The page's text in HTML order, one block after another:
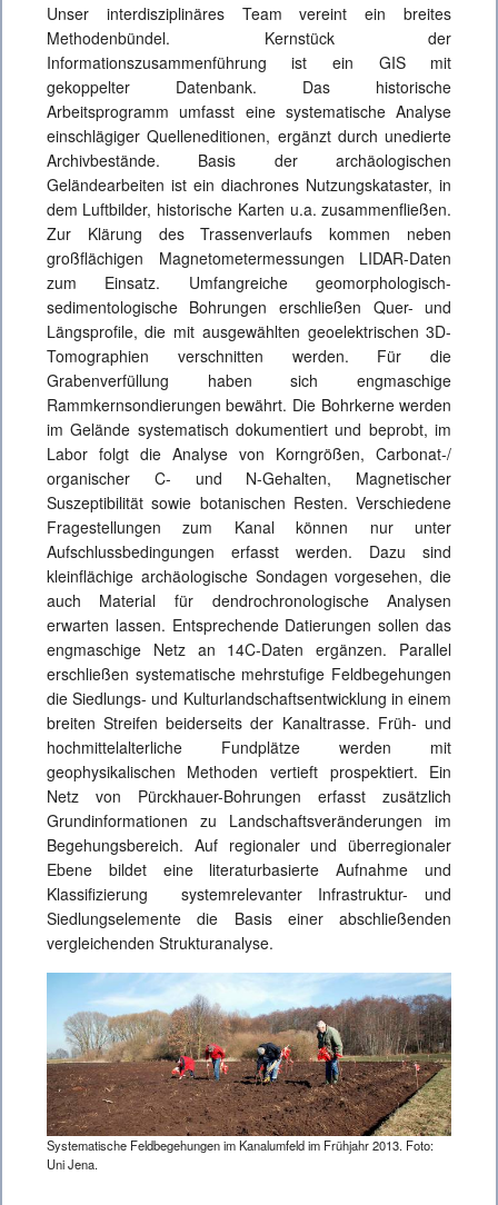
Unser interdisziplinäres Team vereint ein breites
Methodenbündel. Kernstück der
Informationszusammenführung ist ein GIS mit
gekoppelter Datenbank. Das historische
Arbeitsprogramm umfasst eine systematische Analyse
einschlägiger Quelleneditionen, ergänzt durch unedierte
Archivbestände. Basis der archäologischen
Geländearbeiten ist ein diachrones Nutzungskataster, in
dem Luftbilder, historische Karten u.a. zusammenfließen.
Zur Klärung des Trassenverlaufs kommen neben
großflächigen Magnetometermessungen LIDAR-Daten
zum Einsatz. Umfangreiche geomorphologisch-
sedimentologische Bohrungen erschließen Quer- und
Längsprofile, die mit ausgewählten geoelektrischen 3D-
Tomographien verschnitten werden. Für die
Grabenverfüllung haben sich engmaschige
Rammkernsondierungen bewährt. Die Bohrkerne werden
im Gelände systematisch dokumentiert und beprobt, im
Labor folgt die Analyse von Korngrößen, Carbonat-/
organischer C- und N-Gehalten, Magnetischer
Suszeptibilität sowie botanischen Resten. Verschiedene
Fragestellungen zum Kanal können nur unter
Aufschlussbedingungen erfasst werden. Dazu sind
kleinflächige archäologische Sondagen vorgesehen, die
auch Material für dendrochronologische Analysen
erwarten lassen. Entsprechende Datierungen sollen das
engmaschige Netz an 14C-Daten ergänzen. Parallel
erschließen systematische mehrstufige Feldbegehungen
die Siedlungs- und Kulturlandschaftsentwicklung in einem
breiten Streifen beiderseits der Kanaltrasse. Früh- und
hochmittelalterliche Fundplätze werden mit
geophysikalischen Methoden vertieft prospektiert. Ein
Netz von Pürckhauer-Bohrungen erfasst zusätzlich
Grundinformationen zu Landschaftsveränderungen im
Begehungsbereich. Auf regionaler und überregionaler
Ebene bildet eine literaturbasierte Aufnahme und
Klassifizierung systemrelevanter Infrastruktur- und
Siedlungselemente die Basis einer abschließenden
vergleichenden Strukturanalyse.
Systematische Feldbegehungen im Kanalumfeld im Frühjahr 2013. Foto:
Uni Jena.